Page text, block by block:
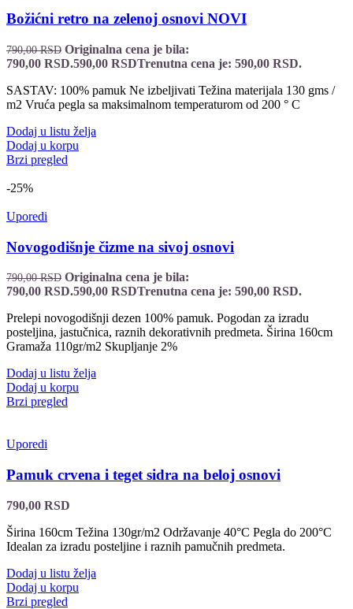
Božićni retro na zelenoj osnovi NOVI
790,00RSD Originalna cena je bila:
790,00 RSD.590,00 RSDTrenutna cena je: 590,00 RSD.
SASTAV: 100% pamuk Ne izbeljivati Težina materijala 130 gms /
m2 Vruća pegla sa maksimalnom temperaturom od 200 ° C
Dodaj u listu želja
Dodaj u korpu
Brzi pregled
-25%
Uporedi
Novogodišnje čizme na sivoj osnovi
790,00RSD Originalna cena je bila:
790,00 RSD.590,00 RSDTrenutna cena je: 590,00 RSD.
Prelepi novogodišnji dezen 100% pamuk. Pogodan za izradu
posteljina, jastučnica, raznih dekorativnih predmeta. Širina 160cm
Gramaža 110gr/m2 Skupljanje 2%
Dodaj u listu želja
Dodaj u korpu
Brzi pregled
Uporedi
Pamuk crvena i teget sidra na beloj osnovi
790,00 RSD
Širina 160cm Težina 130gr/m2 Održavanje 40°C Pegla do 200°C
Idealan za izradu posteljine i raznih pamučnih predmeta.
Dodaj u listu želja
Dodaj u korpu
Brzi pregled